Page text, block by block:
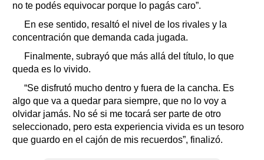
no te podés equivocar porque lo pagás caro”.
En ese sentido, resaltó el nivel de los rivales y la
concentración que demanda cada jugada.
Finalmente, subrayó que más allá del título, lo que
queda es lo vivido.
“Se disfrutó mucho dentro y fuera de la cancha. Es
algo que va a quedar para siempre, que no lo voy a
olvidar jamás. No sé si me tocará ser parte de otro
seleccionado, pero esta experiencia vivida es un tesoro
que guardo en el cajón de mis recuerdos”, finalizó.